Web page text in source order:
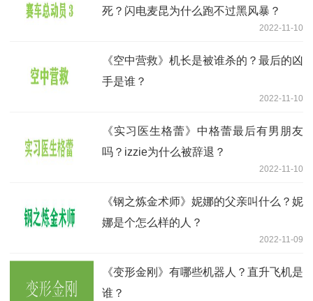
死？闪电麦昆为什么跑不过黑风暴？
2022-11-10
《空中营救》机长是被谁杀的？最后的凶
手是谁？
2022-11-10
《实习医生格蕾》中格蕾最后有男朋友
吗？izzie为什么被辞退？
2022-11-10
《钢之炼金术师》妮娜的父亲叫什么？妮
娜是个怎么样的人？
2022-11-09
《变形金刚》有哪些机器人？直升飞机是
谁？